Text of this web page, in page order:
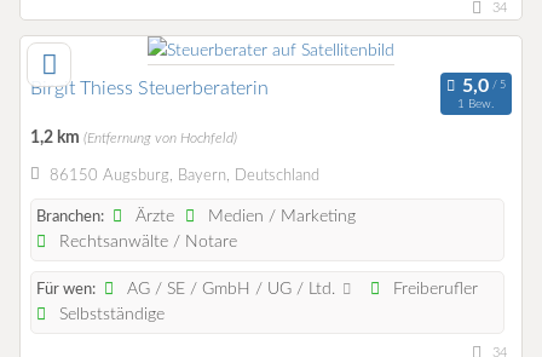
34
Birgit Thiess Steuerberaterin
1 Bew.
1,2 km (Entfernung von Hochfeld)
86150 Augsburg, Bayern, Deutschland
Branchen: Ärzte
Medien / Marketing
Rechtsanwälte / Notare
Für wen: AG / SE / GmbH / UG / Ltd.
Freiberufler
Selbstständige
34